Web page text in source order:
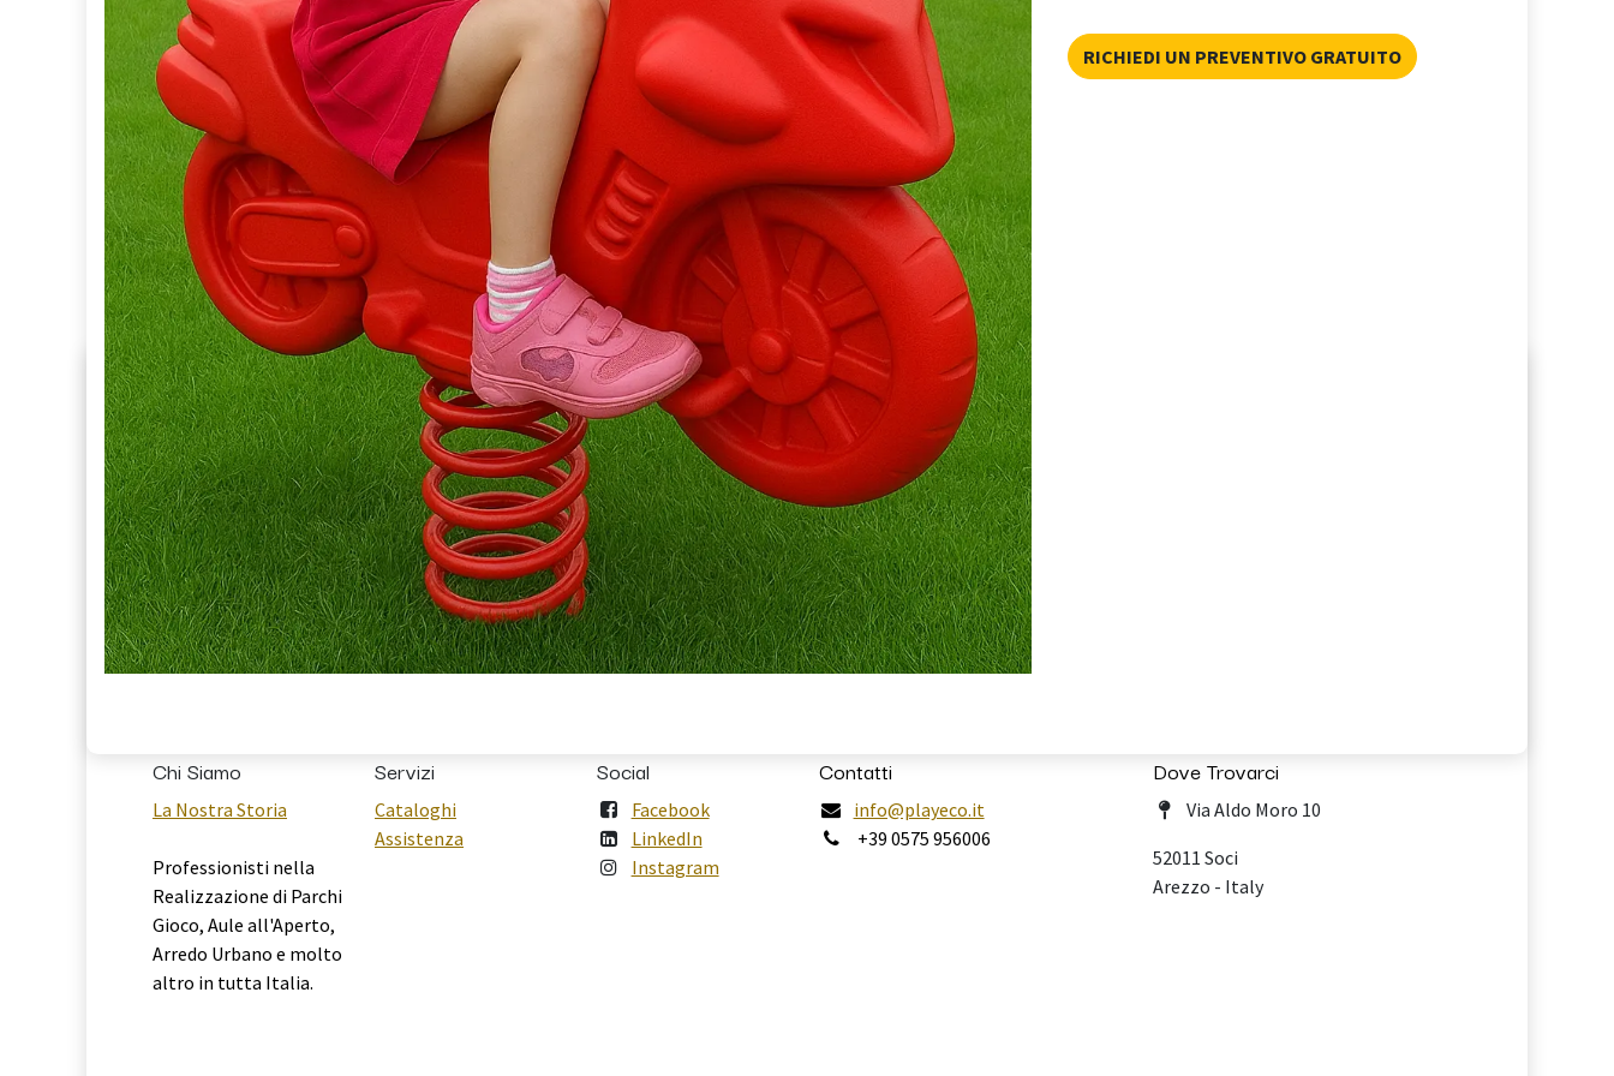
RICHIEDI UN PREVENTIVO GRATUITO
Chi Siamo
La Nostra Storia
Professionisti nella
Realizzazione di Parchi
Gioco, Aule all'Aperto,
Arredo Urbano e molto
altro in tutta Italia.
Servizi
Cataloghi
Assistenza
Social
Facebook
LinkedIn
Instagram
Contatti
info@playeco.it
+39 0575 956006
Dove Trovarci
Via Aldo Moro 10
52011 Soci
Arezzo - Italy